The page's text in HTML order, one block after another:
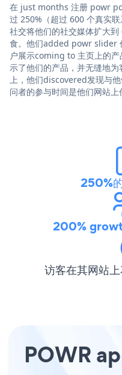
在 just months 注册 powr
过 250%（超过 600 个真实
社交将他们的社交媒体扩大
食。他们added powr slider
户展示coming to 主页上的
示了他们的产品，并无缝地
上，他们discovered发现与
问者的参与时间是他们网站上
250%
200%
访客在其网站
POWR